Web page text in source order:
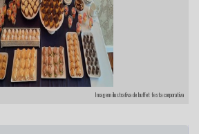
Imagem ilustrativa de buffet festa corporativa